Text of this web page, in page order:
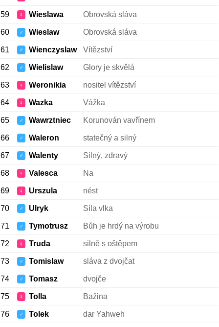
59 ♀ Wieslawa Obrovská sláva
60 ♂ Wieslaw Obrovská sláva
61 ♂ Wienczyslaw Vítězství
62 ♂ Wielislaw Glory je skvělá
63 ♀ Weronikia nositel vítězství
64 ♀ Wazka Vážka
65 ♂ Wawrztniec Korunován vavřínem
66 ♂ Waleron statečný a silný
67 ♂ Walenty Silný, zdravý
68 ♀ Valesca Na
69 ♀ Urszula nést
70 ♂ Ulryk Síla vlka
71 ♂ Tymotrusz Bůh je hrdý na výrobu
72 ♀ Truda silně s oštěpem
73 ♂ Tomislaw sláva z dvojčat
74 ♂ Tomasz dvojče
75 ♀ Tolla Bažina
76 ♂ Tolek dar Yahweh